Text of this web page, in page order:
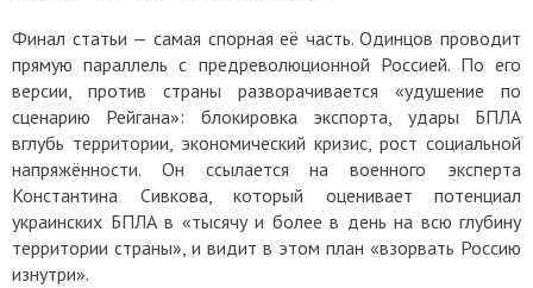
Финал статьи — самая спорная её часть. Одинцов проводит
прямую параллель с предреволюционной Россией. По его
версии, против страны разворачивается «удушение по
сценарию Рейгана»: блокировка экспорта, удары БПЛА
вглубь территории, экономический кризис, рост социальной
напряжённости. Он ссылается на военного эксперта
Константина Сивкова, который оценивает потенциал
украинских БПЛА в «тысячу и более в день на всю глубину
территории страны», и видит в этом план «взорвать Россию
изнутри».